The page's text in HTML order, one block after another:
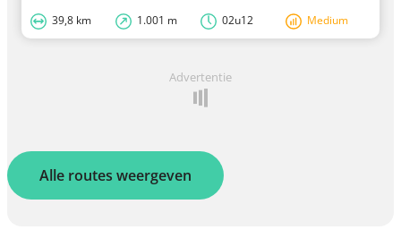
39,8 km 1.001 m 02u12 Medium
Advertentie
Alle routes weergeven